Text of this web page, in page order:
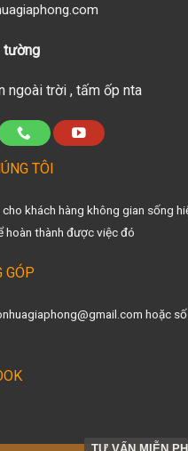
tường
ngoài trời, tấm ốp nta
TÔI
khách hàng không gian sống
hoàn thành được việc đó
GÓP
hoặc